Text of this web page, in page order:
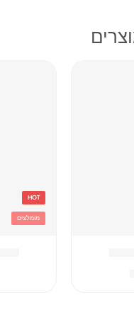
HOT
מומלצים